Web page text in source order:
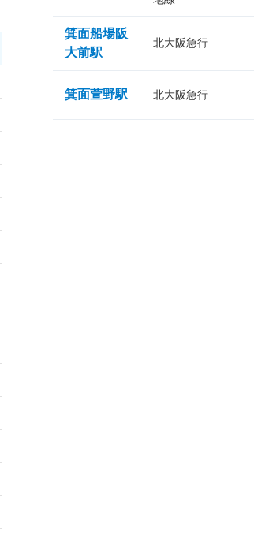
箕面船場阪
大前駅
北大阪急行
箕面萱野駅 北大阪急行